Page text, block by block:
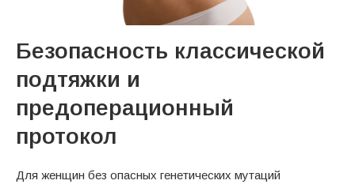
Безопасность классической
подтяжки и
предоперационный
протокол
Для женщин без опасных генетических мутаций